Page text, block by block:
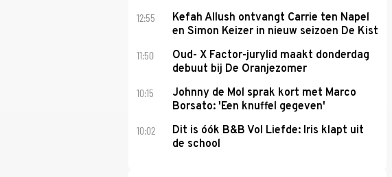
12:55
Kefah Allush ontvangt Carrie ten Napel
en Simon Keizer in nieuw seizoen De Kist
11:50
Oud- X Factor-jurylid maakt donderdag
debuut bij De Oranjezomer
10:15
Johnny de Mol sprak kort met Marco
Borsato: 'Een knuffel gegeven'
10:02
Dit is óók B&B Vol Liefde: Iris klapt uit
de school